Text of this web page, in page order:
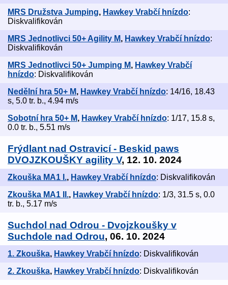
MRS Družstva Jumping, Hawkey Vrabčí hnízdo:
Diskvalifikován
MRS Jednotlivci 50+ Agility M, Hawkey Vrabčí hnízdo:
Diskvalifikován
MRS Jednotlivci 50+ Jumping M, Hawkey Vrabčí
hnízdo: Diskvalifikován
Nedělní hra 50+ M, Hawkey Vrabčí hnízdo: 14/16, 18.43
s, 5.0 tr. b., 4.94 m/s
Sobotní hra 50+ M, Hawkey Vrabčí hnízdo: 1/17, 15.8 s,
0.0 tr. b., 5.51 m/s
Frýdlant nad Ostravicí - Beskid paws
DVOJZKOUŠKY agility V, 12. 10. 2024
Zkouška MA1 I., Hawkey Vrabčí hnízdo: Diskvalifikován
Zkouška MA1 II., Hawkey Vrabčí hnízdo: 1/3, 31.5 s, 0.0
tr. b., 5.17 m/s
Suchdol nad Odrou - Dvojzkoušky v
Suchdole nad Odrou, 06. 10. 2024
1. Zkouška, Hawkey Vrabčí hnízdo: Diskvalifikován
2. Zkouška, Hawkey Vrabčí hnízdo: Diskvalifikován